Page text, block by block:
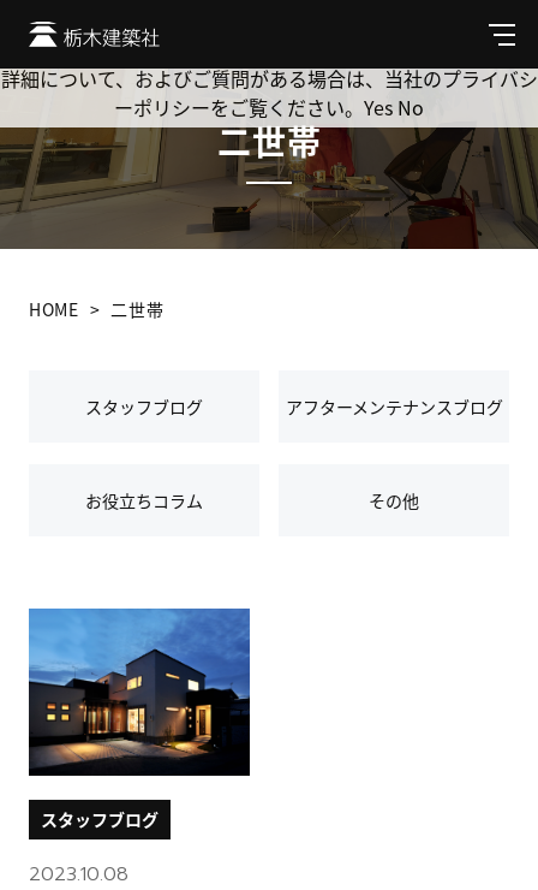
メ
ニ
ュ
二世帯
HOME 二世帯
スタッフブログ アフターメンテナンスブログ
お役立ちコラム その他
スタッフブログ
2023.10.08
Cookie を使用して、お客様の活動を追跡してもよろしいです
か? 当社ではお客様のプライバシーを極めて重視しています。
詳細について、およびご質問がある場合は、当社のプライバシ
ーポリシーをご覧ください。 Yes No